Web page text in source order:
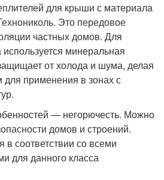
для крыши с материала
Это передовое
частных домов. Для
минеральная
от холода и шума, делая
применения в зонах с
— негорючесть. Можно
домов и строений.
в соответствии со всеми
для данного класса